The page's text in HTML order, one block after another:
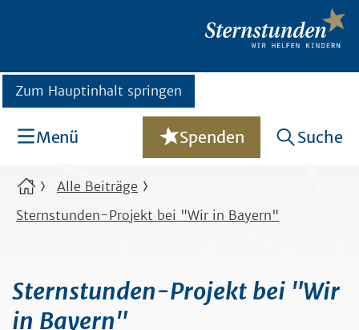
Zum Hauptinhalt springen
Menü Spenden Suche
Alle Beiträge
Sternstunden-Projekt bei "Wir in Bayern"
Sternstunden-Projekt bei "Wir
in Bayern"